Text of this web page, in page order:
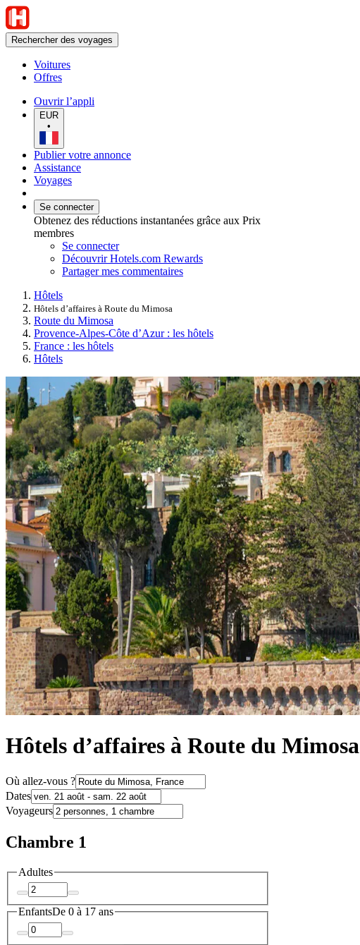
Rechercher des voyages
Voitures
Offres
Ouvrir l’appli
EUR
•
Publier votre annonce
Assistance
Voyages
Se connecter
Obtenez des réductions instantanées grâce aux Prix
membres
Se connecter
Découvrir Hotels.com Rewards
Partager mes commentaires
Hôtels
Hôtels d’affaires à Route du Mimosa
Route du Mimosa
Provence-Alpes-Côte d’Azur : les hôtels
France : les hôtels
Hôtels
Hôtels d’affaires à Route du Mimosa
Où allez-vous ?
Dates
Voyageurs
Chambre 1
Adultes
EnfantsDe 0 à 17 ans